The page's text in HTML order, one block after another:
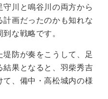
川と鳴谷川の両方から
画だったのかも知れな
な戦略です。
防が奏をこうして、足
果となると、羽柴秀吉
、備中・高松城内の様